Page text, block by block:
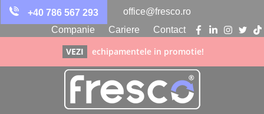
+40 786 567 293
office@fresco.ro
Companie
Cariere Contact
facebook
linkedin
VEZI echipamentele in promotie!